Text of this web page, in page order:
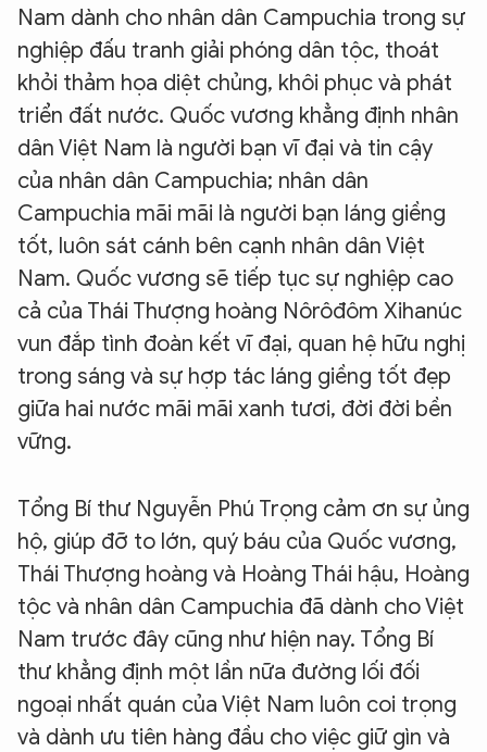
Nam dành cho nhân dân Campuchia trong sự
nghiệp đấu tranh giải phóng dân tộc, thoát
khỏi thảm họa diệt chủng, khôi phục và phát
triển đất nước. Quốc vương khẳng định nhân
dân Việt Nam là người bạn vĩ đại và tin cậy
của nhân dân Campuchia; nhân dân
Campuchia mãi mãi là người bạn láng giềng
tốt, luôn sát cánh bên cạnh nhân dân Việt
Nam. Quốc vương sẽ tiếp tục sự nghiệp cao
cả của Thái Thượng hoàng Nôrôđôm Xihanúc
vun đắp tình đoàn kết vĩ đại, quan hệ hữu nghị
trong sáng và sự hợp tác láng giềng tốt đẹp
giữa hai nước mãi mãi xanh tươi, đời đời bền
vững.
Tổng Bí thư Nguyễn Phú Trọng cảm ơn sự ủng
hộ, giúp đỡ to lớn, quý báu của Quốc vương,
Thái Thượng hoàng và Hoàng Thái hậu, Hoàng
tộc và nhân dân Campuchia đã dành cho Việt
Nam trước đây cũng như hiện nay. Tổng Bí
thư khẳng định một lần nữa đường lối đối
ngoại nhất quán của Việt Nam luôn coi trọng
và dành ưu tiên hàng đầu cho việc giữ gìn và